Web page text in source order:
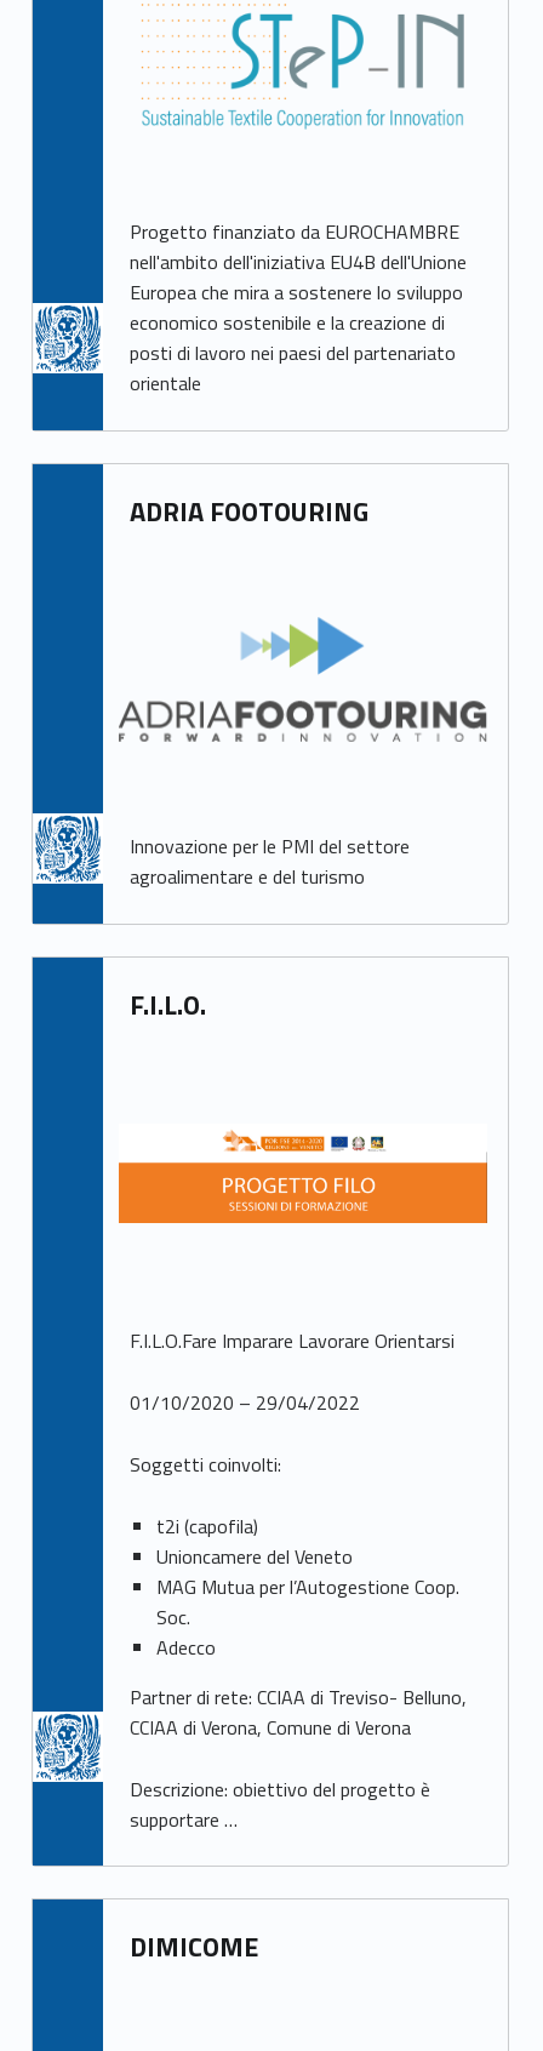
Progetto finanziato da EUROCHAMBRE
nell'ambito dell'iniziativa EU4B dell'Unione
Europea che mira a sostenere lo sviluppo
economico sostenibile e la creazione di
posti di lavoro nei paesi del partenariato
orientale
ADRIA FOOTOURING
Innovazione per le PMI del settore
agroalimentare e del turismo
F.I.L.O.
F.I.L.O.Fare Imparare Lavorare Orientarsi
01/10/2020 – 29/04/2022
Soggetti coinvolti:
t2i (capofila)
Unioncamere del Veneto
MAG Mutua per l’Autogestione Coop.
Soc.
Adecco
Partner di rete: CCIAA di Treviso- Belluno,
CCIAA di Verona, Comune di Verona
Descrizione: obiettivo del progetto è
supportare …
DIMICOME